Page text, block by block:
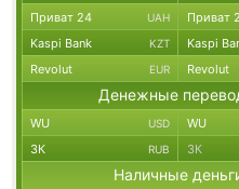
Приват 24 UAH Приват
Kaspi Bank KZT Kaspi
Revolut EUR Revolut
Денежные
WU USD WU
ЗК RUB ЗК
Наличные